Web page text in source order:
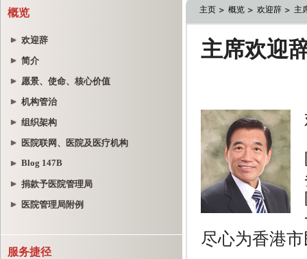
概览
欢迎辞
简介
愿景、使命、核心价值
机构管治
组织架构
医院联网、医院及医疗机构
Blog 147B
捐款予医院管理局
医院管理局附例
服务捷径
主页 概览 欢迎辞 主